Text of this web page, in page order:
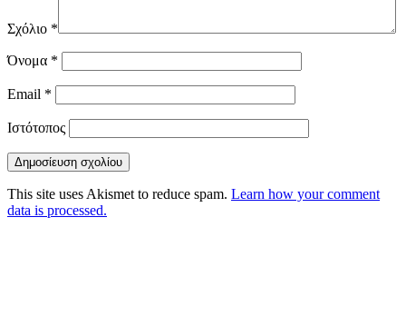
Σχόλιο *
Όνομα *
Email *
Ιστότοπος
This site uses Akismet to reduce spam. Learn how your comment
data is processed.